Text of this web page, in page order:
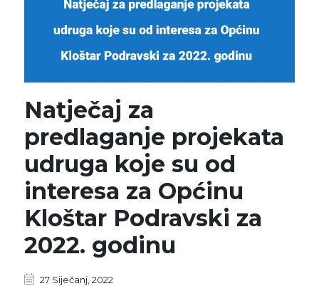
Natječaj za
predlaganje projekata
udruga koje su od
interesa za Općinu
Kloštar Podravski za
2022. godinu
27 Siječanj, 2022